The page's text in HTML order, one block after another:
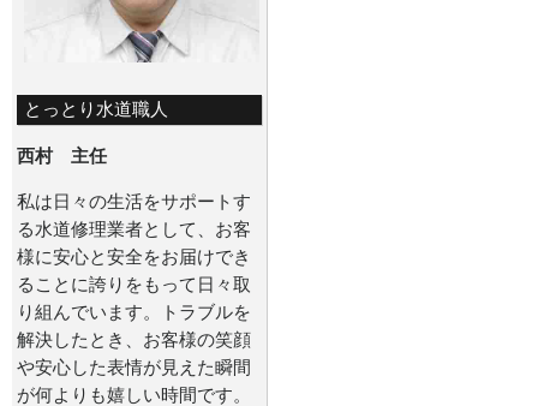
とっとり水道職人
西村 主任
私は日々の生活をサポートす
る水道修理業者として、お客
様に安心と安全をお届けでき
ることに誇りをもって日々取
り組んでいます。トラブルを
解決したとき、お客様の笑顔
や安心した表情が見えた瞬間
が何よりも嬉しい時間です。